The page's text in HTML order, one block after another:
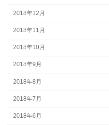
2018年12月
2018年11月
2018年10月
2018年9月
2018年8月
2018年7月
2018年6月